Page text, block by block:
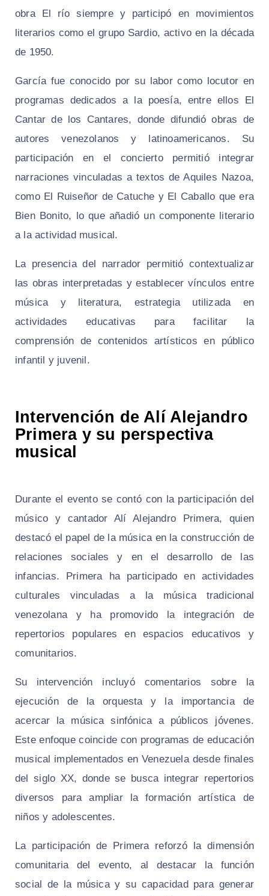
obra El río siempre y participó en movimientos
literarios como el grupo Sardio, activo en la década
de 1950.
García fue conocido por su labor como locutor en
programas dedicados a la poesía, entre ellos El
Cantar de los Cantares, donde difundió obras de
autores venezolanos y latinoamericanos. Su
participación en el concierto permitió integrar
narraciones vinculadas a textos de Aquiles Nazoa,
como El Ruiseñor de Catuche y El Caballo que era
Bien Bonito, lo que añadió un componente literario
a la actividad musical.
La presencia del narrador permitió contextualizar
las obras interpretadas y establecer vínculos entre
música y literatura, estrategia utilizada en
actividades educativas para facilitar la
comprensión de contenidos artísticos en público
infantil y juvenil.
Intervención de Alí Alejandro
Primera y su perspectiva
musical
Durante el evento se contó con la participación del
músico y cantador Alí Alejandro Primera, quien
destacó el papel de la música en la construcción de
relaciones sociales y en el desarrollo de las
infancias. Primera ha participado en actividades
culturales vinculadas a la música tradicional
venezolana y ha promovido la integración de
repertorios populares en espacios educativos y
comunitarios.
Su intervención incluyó comentarios sobre la
ejecución de la orquesta y la importancia de
acercar la música sinfónica a públicos jóvenes.
Este enfoque coincide con programas de educación
musical implementados en Venezuela desde finales
del siglo XX, donde se busca integrar repertorios
diversos para ampliar la formación artística de
niños y adolescentes.
La participación de Primera reforzó la dimensión
comunitaria del evento, al destacar la función
social de la música y su capacidad para generar